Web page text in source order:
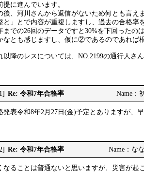
提に進んでいます。
後、河川さんから返信がないため何とも言
と」とで内容が重複しますし、過去の合格率
までの26回のデータですと30%を下回った
なとも感じますし、仮に②であるのであれば
以降のレスについては、NO.2199の通行人さ
Re: 令和7年合格率 Name：
発表令和8年2月27日(金)予定とありますが、
Re: 令和7年合格率 Name：な
なることは普通ないと思いますが、災害が起